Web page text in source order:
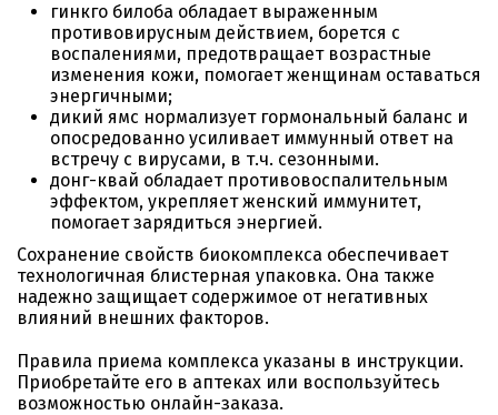
гинкго билоба обладает выраженным
противовирусным действием, борется с
воспалениями, предотвращает возрастные
изменения кожи, помогает женщинам оставаться
энергичными;
дикий ямс нормализует гормональный баланс и
опосредованно усиливает иммунный ответ на
встречу с вирусами, в т.ч. сезонными.
донг-квай обладает противовоспалительным
эффектом, укрепляет женский иммунитет,
помогает зарядиться энергией.
Сохранение свойств биокомплекса обеспечивает
технологичная блистерная упаковка. Она также
надежно защищает содержимое от негативных
влияний внешних факторов.
Правила приема комплекса указаны в инструкции.
Приобретайте его в аптеках или воспользуйтесь
возможностью онлайн-заказа.